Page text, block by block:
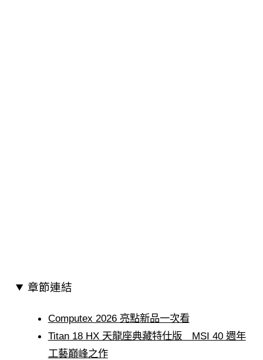
章節連結
Computex 2026 亮點新品一次看
Titan 18 HX 天龍座典藏特仕版 MSI 40 週年
工藝巔峰之作